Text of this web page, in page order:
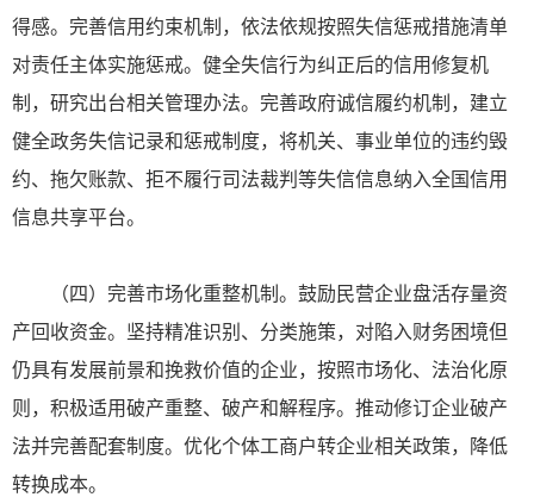
得感。完善信用约束机制，依法依规按照失信惩戒措施清单
对责任主体实施惩戒。健全失信行为纠正后的信用修复机
制，研究出台相关管理办法。完善政府诚信履约机制，建立
健全政务失信记录和惩戒制度，将机关、事业单位的违约毁
约、拖欠账款、拒不履行司法裁判等失信信息纳入全国信用
信息共享平台。
（四）完善市场化重整机制。鼓励民营企业盘活存量资
产回收资金。坚持精准识别、分类施策，对陷入财务困境但
仍具有发展前景和挽救价值的企业，按照市场化、法治化原
则，积极适用破产重整、破产和解程序。推动修订企业破产
法并完善配套制度。优化个体工商户转企业相关政策，降低
转换成本。